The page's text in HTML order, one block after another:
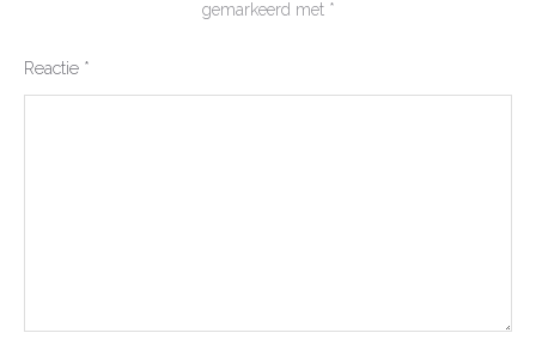
gemarkeerd met *
Reactie *